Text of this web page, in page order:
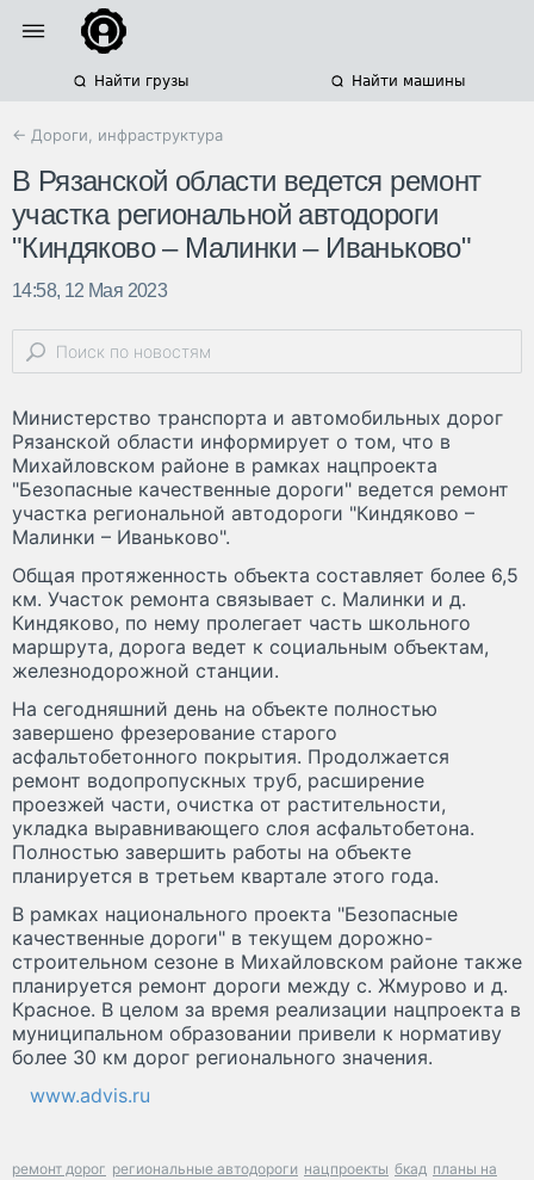
Найти грузы Найти машины
← Дороги, инфраструктура
В Рязанской области ведется ремонт
участка региональной автодороги
"Киндяково – Малинки – Иваньково"
14:58, 12 Мая 2023
Министерство транспорта и автомобильных дорог
Рязанской области информирует о том, что в
Михайловском районе в рамках нацпроекта
"Безопасные качественные дороги" ведется ремонт
участка региональной автодороги "Киндяково –
Малинки – Иваньково".
Общая протяженность объекта составляет более 6,5
км. Участок ремонта связывает с. Малинки и д.
Киндяково, по нему пролегает часть школьного
маршрута, дорога ведет к социальным объектам,
железнодорожной станции.
На сегодняшний день на объекте полностью
завершено фрезерование старого
асфальтобетонного покрытия. Продолжается
ремонт водопропускных труб, расширение
проезжей части, очистка от растительности,
укладка выравнивающего слоя асфальтобетона.
Полностью завершить работы на объекте
планируется в третьем квартале этого года.
В рамках национального проекта "Безопасные
качественные дороги" в текущем дорожно-
строительном сезоне в Михайловском районе также
планируется ремонт дороги между с. Жмурово и д.
Красное. В целом за время реализации нацпроекта в
муниципальном образовании привели к нормативу
более 30 км дорог регионального значения.
www.advis.ru
ремонт дорог региональные автодороги нацпроекты бкад планы на